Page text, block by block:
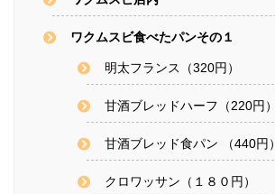
ワクムスビ食べたパンその１
明太フランス（320円）
甘酒ブレッドハーフ（220円）
甘酒ブレッド食パン （440円）
クロワッサン（１８０円）